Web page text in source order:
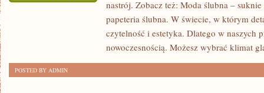
SEZONOWE
nastrój. Zobacz też: Moda ślubna –
papeteria ślubna. W świecie, w którym
czytelność i estetyka. Dlatego w naszych
nowoczesnością. Możesz wybrać klimat
POSTED BY ADMIN